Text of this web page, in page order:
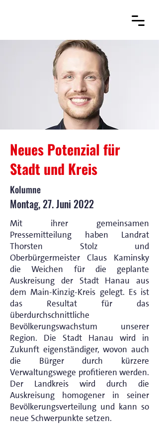
Neues Potenzial für
Stadt und Kreis
Kolumne
Montag, 27. Juni 2022
Mit ihrer gemeinsamen
Pressemitteilung haben Landrat
Thorsten Stolz und
Oberbürgermeister Claus Kaminsky
die Weichen für die geplante
Auskreisung der Stadt Hanau aus
dem Main-Kinzig-Kreis gelegt. Es ist
das Resultat für das
überdurchschnittliche
Bevölkerungswachstum unserer
Region. Die Stadt Hanau wird in
Zukunft eigenständiger, wovon auch
die Bürger durch kürzere
Verwaltungswege profitieren werden.
Der Landkreis wird durch die
Auskreisung homogener in seiner
Bevölkerungsverteilung und kann so
neue Schwerpunkte setzen.